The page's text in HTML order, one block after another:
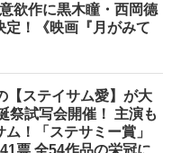
欲作に黒木瞳・西岡德
定！《映画『月がみて
【ステイサム愛】が大
祭試写会開催！ 主演も
！「ステサミー賞」
票 全54作品の栄冠に